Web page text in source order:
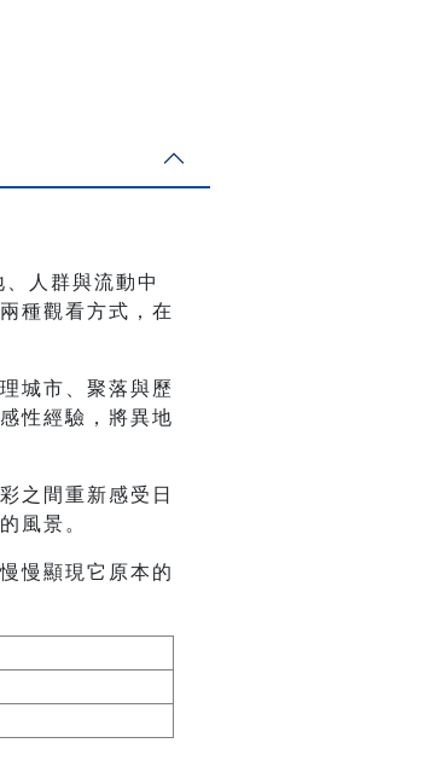
人群與流動中
種觀看方式，在
城市、聚落與歷
性經驗，將異地
之間重新感受日
風景。
慢顯現它原本的